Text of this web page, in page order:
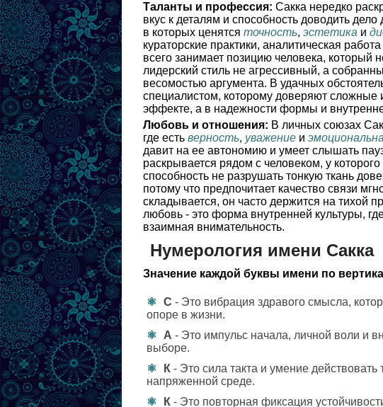
Таланты и профессия: Сакка нередко
вкус к деталям и способность доводить
в которых ценятся точность, эстетика и
кураторские практики, аналитическая
всего занимает позицию человека, который
лидерский стиль не агрессивный, а
весомостью аргумента. В удачных
специалистом, которому доверяют сложные
эффекте, а в надежности формы и
Любовь и отношения: В личных союзах
где есть верность, уважение и
давит на ее автономию и умеет слышать
раскрывается рядом с человеком, у
способность не разрушать тонкую ткань
потому что предпочитает качество связи
складывается, он часто держится на тихой
любовь - это форма внутренней культуры,
взаимная внимательность.
Нумерология имени Сакка
Значение каждой буквы имени по
С - Это вибрация здравого смысла,
опоре в жизни.
А - Это импульс начала, личной воли и
выборе.
К - Это сила такта и умение
напряженной среде.
К - Это повторная фиксация